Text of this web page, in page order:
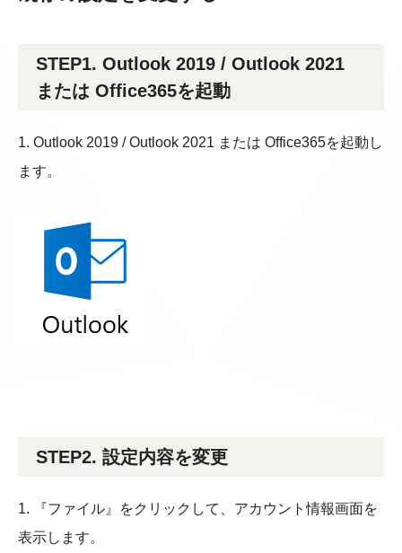
STEP1. Outlook 2019 / Outlook 2021
または Office365を起動
1. Outlook 2019 / Outlook 2021 または Office365を起動し
ます。
STEP2. 設定内容を変更
1. 『ファイル』をクリックして、アカウント情報画面を
表示します。